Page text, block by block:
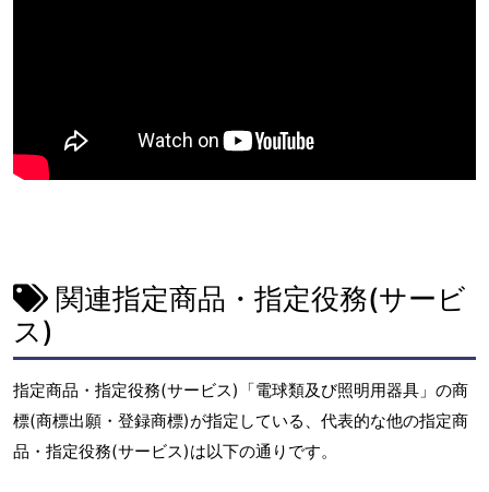
関連指定商品・指定役務(サービ
ス)
指定商品・指定役務(サービス)「電球類及び照明用器具」の商
標(商標出願・登録商標)が指定している、代表的な他の指定商
品・指定役務(サービス)は以下の通りです。